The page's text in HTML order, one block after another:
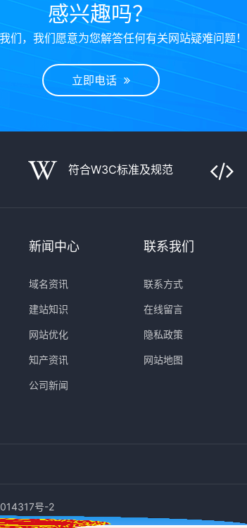
感兴趣吗？
们，我们愿意为您解答任何有关网站疑难问题！
立即电话
符合W3C标准及规范
新闻中心
域名资讯
建站知识
网站优化
知产资讯
公司新闻
联系我们
联系方式
在线留言
隐私政策
网站地图
号-2